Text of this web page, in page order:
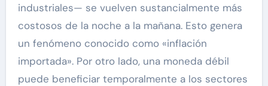
industriales— se vuelven sustancialmente más
costosos de la noche a la mañana. Esto genera
un fenómeno conocido como «inflación
importada». Por otro lado, una moneda débil
puede beneficiar temporalmente a los sectores